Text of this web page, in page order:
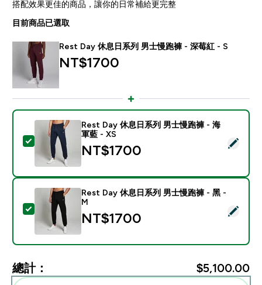
搭配效果更佳的商品，讓你的日常補給更完整
目前商品已選取
Rest Day 休息日系列 男士慢跑褲 - 深莓紅 - S
NT$1700‎
選取此商品 - Rest Day 休息日系列 男士慢跑褲 - 海軍
Rest Day 休息日系列 男士慢跑褲 - 海
軍藍 - XS
NT$1700‎
選取此商品 - Rest Day 休息日系列 男士慢跑褲 - 黑 - M
Rest Day 休息日系列 男士慢跑褲 - 黑 -
M
NT$1700‎
總計： $5,100.00‎